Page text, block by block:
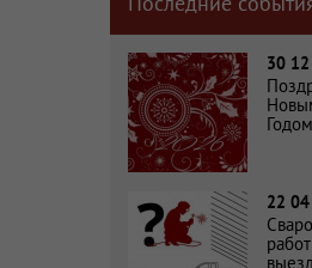
30
Годом
22